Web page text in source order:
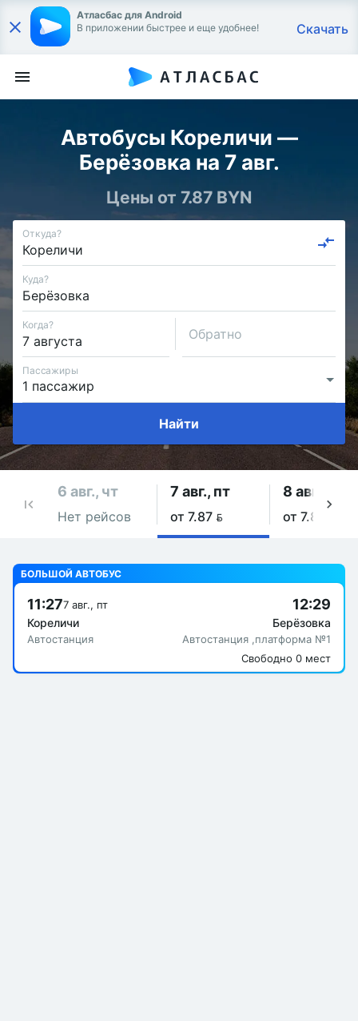
Атласбас для Android
В приложении быстрее и еще удобнее!
Скачать
Автобусы Кореличи —
Берёзовка на 7 авг.
Цены от 7.87 BYN
Откуда?
Куда?
Когда?
Обратно
Пассажиры
Найти
6 авг., чт
Нет рейсов
7 авг., пт
от 7.87 
8 авг., сб
от 7.87 
БОЛЬШОЙ АВТОБУС
11:277 авг., пт
Кореличи
Автостанция
12:29
Берёзовка
Автостанция ,платформа №1
Свободно 0 мест